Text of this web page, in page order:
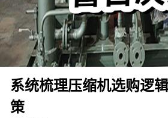
系统梳理压缩机选购逻
策